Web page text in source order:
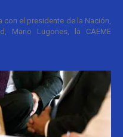
con el presidente de la Nación,
Mario Lugones, la CAEME